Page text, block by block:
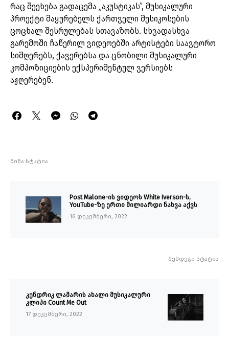
რაც შეეხება გადაცემა „აკუსტიკას”, მუსიკალური
პროექტი მაყურებელს ქართველი მუსიკოსების
ცოცხალ შესრულებას სთავაზობს. სხვადასხვა
გარემოში ჩაწერილ ვიდეოებში არტისტები საავტორო
სიმღერებს, ქავერებსა და ცნობილი მუსიკალური
კომპოზიციების ექსპერიმენტულ ვერსიებს
აჟღერებენ.
წინა სტატია
Post Malone-ის ვიდეოს White Iverson-ს,
YouTube-ზე ერთი მილიარდი ნახვა აქვს
16 დეკემბერი, 2022
შემდეგი სტატია
კენდრიკ ლამარის ახალი მუსიკალური
კლიპი Count Me Out
17 დეკემბერი, 2022